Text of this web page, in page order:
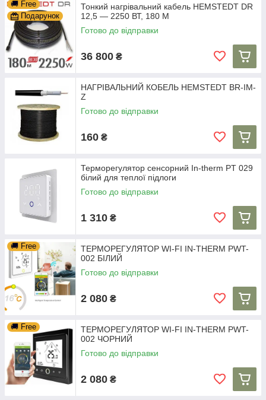
🚚 Free
Подарунок
Тонкий нагрівальний кабель HEMSTEDT DR
12,5 — 2250 ВТ, 180 М
Готово до відправки
36 800 ₴
НАГРІВАЛЬНИЙ КОБЕЛЬ HEMSTEDT BR-IM-
Z
Готово до відправки
160 ₴
Терморегулятор сенсорний In-therm PT 029
білий для теплої підлоги
Готово до відправки
1 310 ₴
🚚 Free
ТЕРМОРЕГУЛЯТОР WI-FI IN-THERM PWT-
002 БІЛИЙ
Готово до відправки
2 080 ₴
🚚 Free
ТЕРМОРЕГУЛЯТОР WI-FI IN-THERM PWT-
002 ЧОРНИЙ
Готово до відправки
2 080 ₴